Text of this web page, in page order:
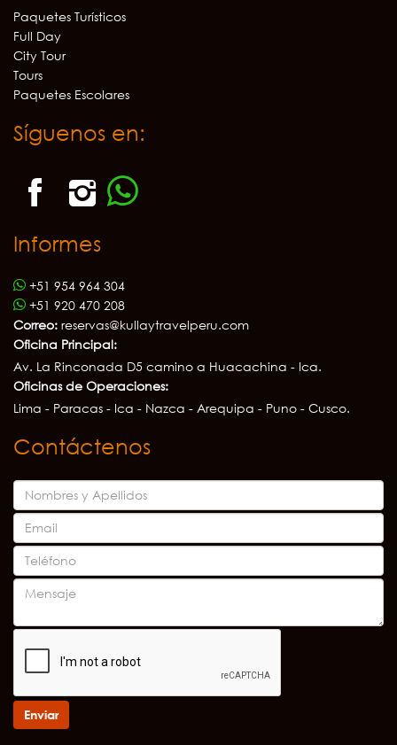
Paquetes Turísticos
Full Day
City Tour
Tours
Paquetes Escolares
Síguenos en:
Informes
+51 954 964 304
+51 920 470 208
Correo: reservas@kullaytravelperu.com
Oficina Principal:
Av. La Rinconada D5 camino a Huacachina - Ica.
Oficinas de Operaciones:
Lima - Paracas - Ica - Nazca - Arequipa - Puno - Cusco.
Contáctenos
Enviar